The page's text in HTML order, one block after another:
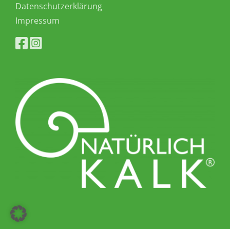
Datenschutzerklärung
Impressum